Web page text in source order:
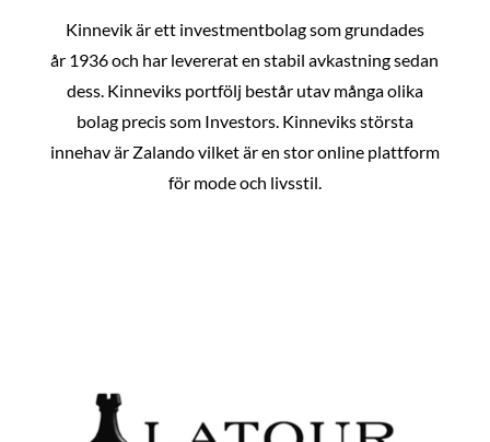
Kinnevik är ett investmentbolag som grundades
år 1936 och har levererat en stabil avkastning sedan
dess. Kinneviks portfölj består utav många olika
bolag precis som Investors. Kinneviks största
innehav är Zalando vilket är en stor online plattform
för mode och livsstil.